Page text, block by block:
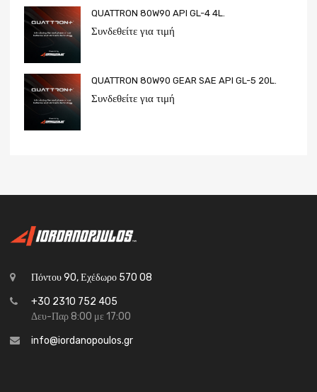
QUATTRON 80W90 API GL-4 4L.
Συνδεθείτε για τιμή
QUATTRON 80W90 GEAR SAE API GL-5 20L.
Συνδεθείτε για τιμή
Πόντου 90, Εχέδωρο 570 08
+30 2310 752 405
Δευ-Παρ 8:00 με 17:00
info@iordanopoulos.gr